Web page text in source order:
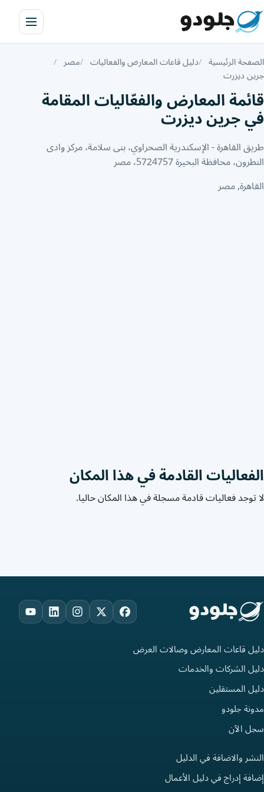
الصفحة الرئيسية دليل قاعات المعارض والفعاليات مصر
جرين ديزرت
قائمة المعارض والفعّاليات المقامة
في جرين ديزرت
طريق القاهرة - الإسكندرية الصحراوي، بنى سلامة، مركز وادى
النطرون، محافظة البحيرة 5724757، مصر
القاهرة, مصر
الفعاليات القادمة في هذا المكان
لا توجد فعاليات قادمة مسجلة في هذا المكان حاليا.
Facebook
X
Instagram
LinkedIn
دليل قاعات المعارض وصالات العرض
دليل الشركات والخدمات
دليل المستقلين
مدونة جلودو
سجل الآن
النشر والاضافة في الدليل
إضافة إدراج في دليل الأعمال